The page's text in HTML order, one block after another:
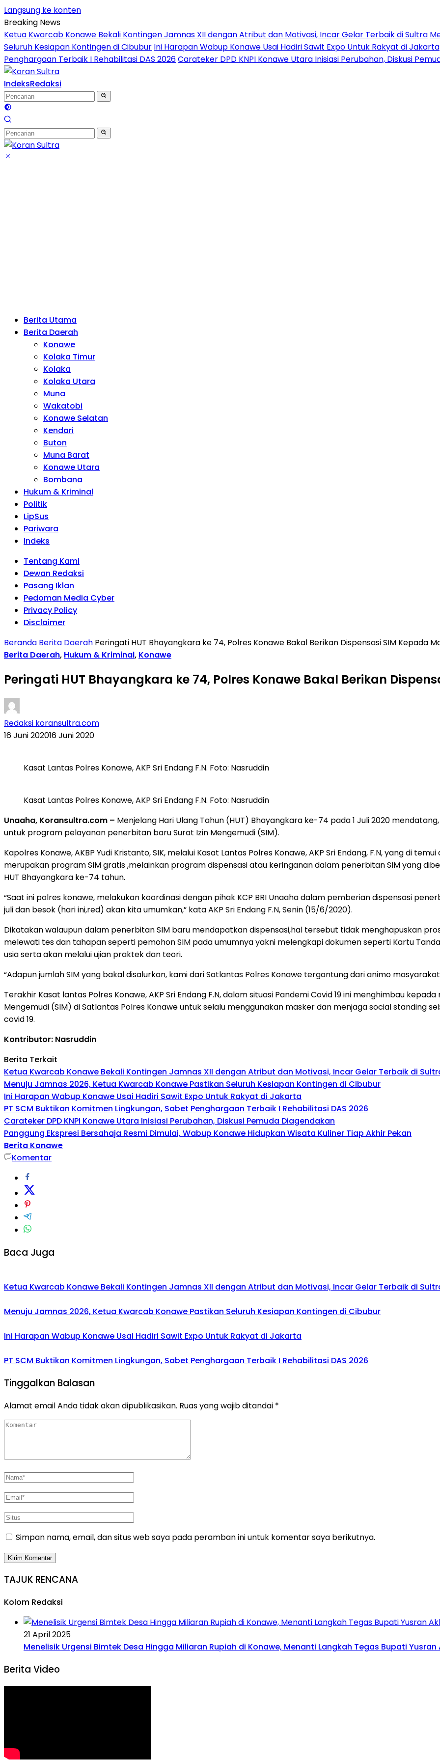
Langsung ke konten
Breaking News
Ketua Kwarcab Konawe Bekali Kontingen Jamnas XII dengan Atribut dan Motivasi, Incar Gelar Terbaik di Sultra
Seluruh Kesiapan Kontingen di Cibubur Ini Harapan Wabup Konawe Usai Hadiri Sawit Expo Untuk Rakyat di Jakarta
Penghargaan Terbaik I Rehabilitasi DAS 2026Carateker DPD KNPI Konawe Utara Inisiasi Perubahan, Diskusi
IndeksRedaksi
Berita Utama
Berita Daerah
Konawe
Kolaka Timur
Kolaka
Kolaka Utara
Muna
Wakatobi
Konawe Selatan
Kendari
Buton
Muna Barat
Konawe Utara
Bombana
Hukum & Kriminal
Politik
LipSus
Pariwara
Indeks
Tentang Kami
Dewan Redaksi
Pasang Iklan
Pedoman Media Cyber
Privacy Policy
Disclaimer
Beranda Berita Daerah Peringati HUT Bhayangkara ke 74, Polres Konawe Bakal Berikan Dispensasi SIM Kepada
Berita Daerah, Hukum & Kriminal, Konawe
Peringati HUT Bhayangkara ke 74, Polres Konawe Bakal Berikan
Redaksi koransultra.com
16 Juni 202016 Juni 2020
Kasat Lantas Polres Konawe, AKP Sri Endang F.N. Foto: Nasruddin
Kasat Lantas Polres Konawe, AKP Sri Endang F.N. Foto: Nasruddin
Unaaha, Koransultra.com – Menjelang Hari Ulang Tahun (HUT) Bhayangkara ke-74 pada 1 Juli 2020
untuk program pelayanan penerbitan baru Surat Izin Mengemudi (SIM).
Kapolres Konawe, AKBP Yudi Kristanto, SIK, melalui Kasat Lantas Polres Konawe, AKP Sri Endang, F.N, yang di
merupakan program SIM gratis ,melainkan program dispensasi atau keringanan dalam penerbitan SIM yang
HUT Bhayangkara ke-74 tahun.
“Saat ini polres konawe, melakukan koordinasi dengan pihak KCP BRI Unaaha dalam pemberian dispensasi
juli dan besok (hari ini,red) akan kita umumkan,” kata AKP Sri Endang F.N, Senin (15/6/2020).
Dikatakan walaupun dalam penerbitan SIM baru mendapatkan dispensasi,hal tersebut tidak menghapuskan
melewati tes dan tahapan seperti pemohon SIM pada umumnya yakni melengkapi dokumen seperti Kartu
usia serta akan melalui ujian praktek dan teori.
“Adapun jumlah SIM yang bakal disalurkan, kami dari Satlantas Polres Konawe tergantung dari animo
Terakhir Kasat lantas Polres Konawe, AKP Sri Endang F.N, dalam situasi Pandemi Covid 19 ini menghimbau
Mengemudi (SIM) di Satlantas Polres Konawe untuk selalu menggunakan masker dan menjaga social standing
covid 19.
Kontributor: Nasruddin
Berita Terkait
Ketua Kwarcab Konawe Bekali Kontingen Jamnas XII dengan Atribut dan Motivasi, Incar Gelar Terbaik di
Menuju Jamnas 2026, Ketua Kwarcab Konawe Pastikan Seluruh Kesiapan Kontingen di Cibubur
Ini Harapan Wabup Konawe Usai Hadiri Sawit Expo Untuk Rakyat di Jakarta
PT SCM Buktikan Komitmen Lingkungan, Sabet Penghargaan Terbaik I Rehabilitasi DAS 2026
Carateker DPD KNPI Konawe Utara Inisiasi Perubahan, Diskusi Pemuda Diagendakan
Panggung Ekspresi Bersahaja Resmi Dimulai, Wabup Konawe Hidupkan Wisata Kuliner Tiap Akhir Pekan
Berita Konawe
Komentar
Baca Juga
Ketua Kwarcab Konawe Bekali Kontingen Jamnas XII dengan Atribut dan Motivasi, Incar Gelar Terbaik di
Menuju Jamnas 2026, Ketua Kwarcab Konawe Pastikan Seluruh Kesiapan Kontingen di Cibubur
Ini Harapan Wabup Konawe Usai Hadiri Sawit Expo Untuk Rakyat di Jakarta
PT SCM Buktikan Komitmen Lingkungan, Sabet Penghargaan Terbaik I Rehabilitasi DAS 2026
Tinggalkan Balasan
Alamat email Anda tidak akan dipublikasikan. Ruas yang wajib ditandai *
Simpan nama, email, dan situs web saya pada peramban ini untuk komentar saya berikutnya.
TAJUK RENCANA
Kolom Redaksi
21 April 2025
Menelisik Urgensi Bimtek Desa Hingga Miliaran Rupiah di Konawe, Menanti Langkah Tegas Bupati Yusran
Berita Video